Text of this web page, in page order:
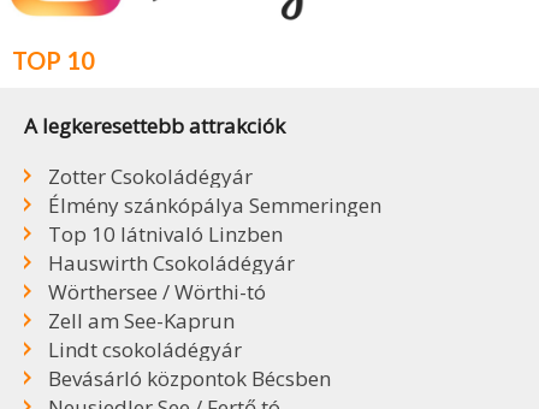
TOP 10
A legkeresettebb attrakciók
Zotter Csokoládégyár
Élmény szánkópálya Semmeringen
Top 10 látnivaló Linzben
Hauswirth Csokoládégyár
Wörthersee / Wörthi-tó
Zell am See-Kaprun
Lindt csokoládégyár
Bevásárló központok Bécsben